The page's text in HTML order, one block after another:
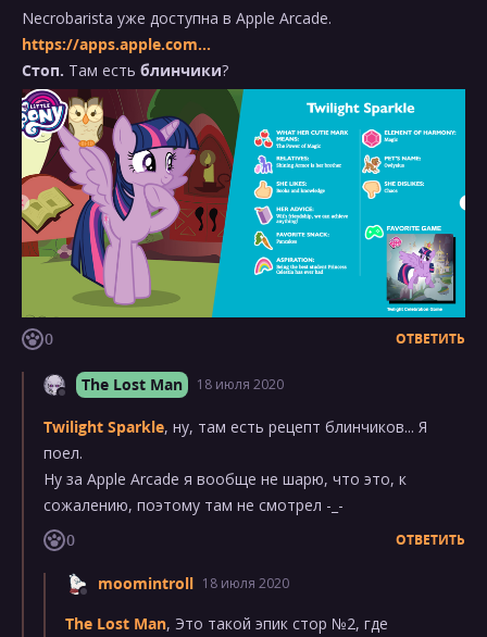
Necrobarista уже доступна в Apple Arcade.
https://apps.apple.com...
Стоп. Там есть блинчики?
0 ОТВЕТИТЬ
The Lost Man 18 июля 2020
Twilight Sparkle, ну, там есть рецепт блинчиков... Я
поел.
Ну за Apple Arcade я вообще не шарю, что это, к
сожалению, поэтому там не смотрел -_-
0
ОТВЕТИТЬ
moomintroll 18 июля 2020
The Lost Man, Это такой эпик стор №2, где